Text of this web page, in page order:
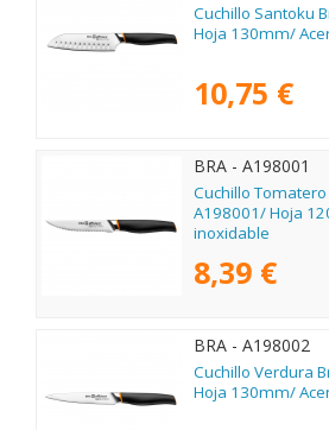
Cuchillo Santoku
Hoja 130mm/
10,75 €
BRA - A198001
Cuchillo
A198001/ Hoja
inoxidable
8,39 €
BRA - A198002
Cuchillo Verdura
Hoja 130mm/